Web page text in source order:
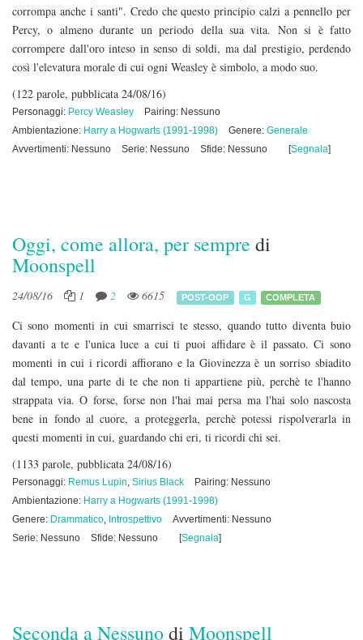
corrompa anche i santi". Credo che questo principio calzi a pennello per
Percy, o almeno durante un periodo della sua vita. Non si è fatto
corrompere dall'oro inteso in senso di soldi, ma dal prestigio, perdendo
così l'elevatura morale di cui ogni Weasley è simbolo, a modo suo.
(122 parole, pubblicata 24/08/16)
Personaggi: Percy Weasley
Pairing: Nessuno
Ambientazione: Harry a Hogwarts (1991-1998) Genere: Generale
Avvertimenti: Nessuno
Serie: Nessuno Sfide: Nessuno [Segnala]
Oggi, come allora, per sempre di
Moonspell
24/08/16 1 2 6615 POST-OOP G COMPLETA
Ci sono momenti in cui smarrisci te stesso, quando tutto diventa buio
davanti a te e l'unica luce a cui ti puoi affidare è il passato. Ci sono
momenti in cui i ricordi affiorano e la Giovinezza è un sorriso sbiadito
dal tempo, una parte di te che non ti appartiene più, perchè te l'hanno
strappata via. O forse, forse non l'hai mai persa ma l'hai solo nascosta
bene in fondo al cuore, a proteggerla, perchè potessi rispolverarla in
questi momenti in cui, guardando chi eri, ti ricordi chi sei.
(1133 parole, pubblicata 24/08/16)
Personaggi: Remus Lupin, Sirius Black
Pairing: Nessuno
Ambientazione: Harry a Hogwarts (1991-1998)
Genere: Drammatico, Introspettivo
Avvertimenti: Nessuno
Serie: Nessuno
Sfide: Nessuno [Segnala]
Seconda a Nessunodi Moonspell